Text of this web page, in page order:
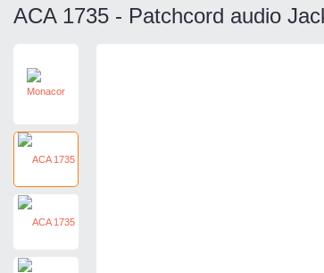
ACA 1735 - Patchcord audio